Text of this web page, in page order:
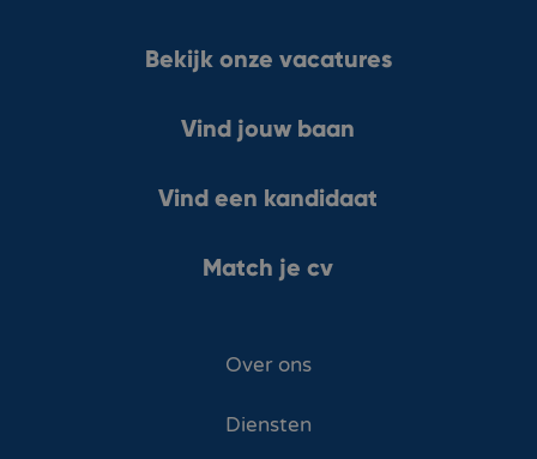
Bekijk onze vacatures
Vind jouw baan
Vind een kandidaat
Match je cv
Over ons
Diensten